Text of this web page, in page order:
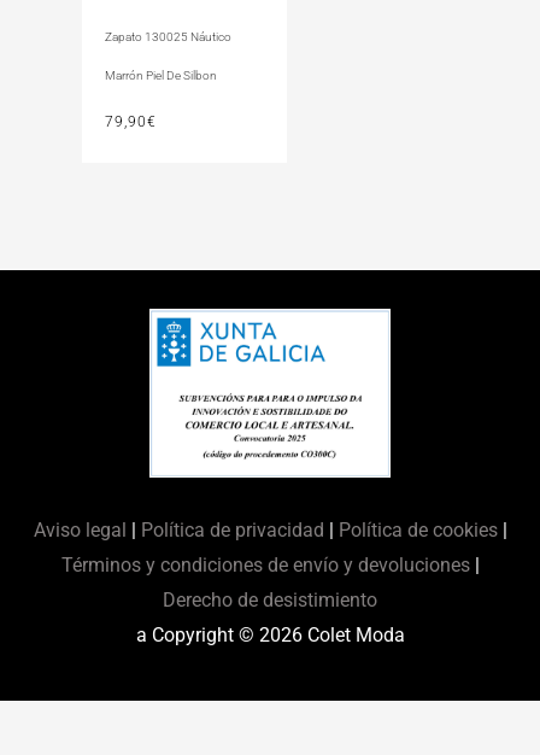
Zapato 130025 Náutico
Marrón Piel De Silbon
79,90€
Aviso legal | Política de privacidad | Política de cookies|
Términos y condiciones de envío y devoluciones|
Derecho de desistimiento
a Copyright © 2026 Colet Moda